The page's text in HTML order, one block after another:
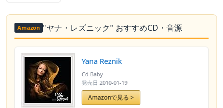
Amazon "ヤナ・レズニック" おすすめCD・音源
Yana Reznik
Cd Baby
発売日 2010-01-19
Amazonで見る >